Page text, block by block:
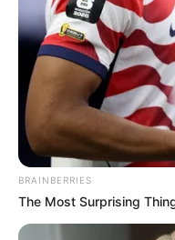
BRAINBERRIES
The Most Surprising